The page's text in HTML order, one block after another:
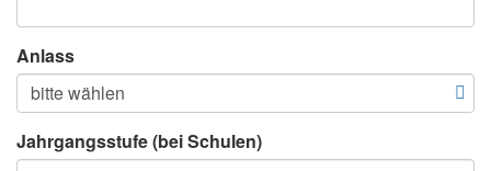
Anlass
Jahrgangsstufe (bei Schulen)